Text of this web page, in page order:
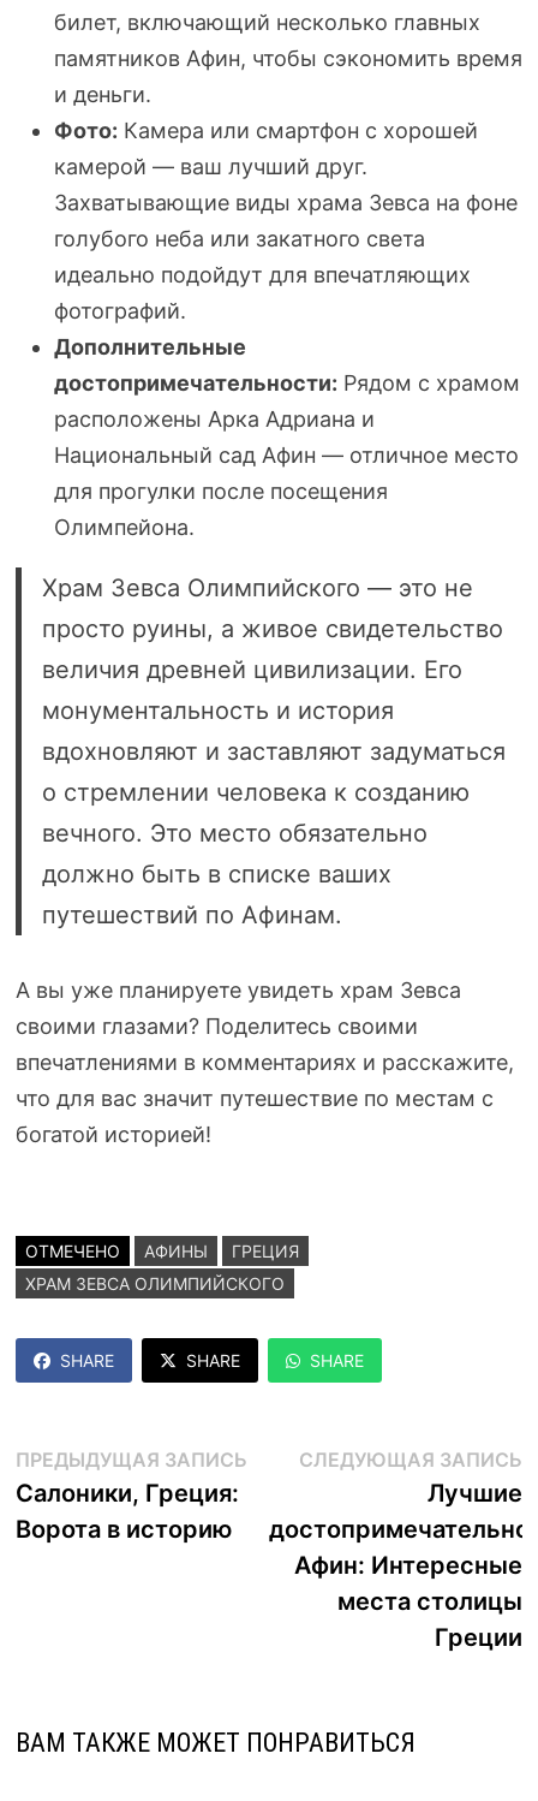
билет, включающий несколько главных
памятников Афин, чтобы сэкономить время
и деньги.
Фото: Камера или смартфон с хорошей
камерой — ваш лучший друг.
Захватывающие виды храма Зевса на фоне
голубого неба или закатного света
идеально подойдут для впечатляющих
фотографий.
Дополнительные
достопримечательности: Рядом с храмом
расположены Арка Адриана и
Национальный сад Афин — отличное место
для прогулки после посещения
Олимпейона.
Храм Зевса Олимпийского — это не
просто руины, а живое свидетельство
величия древней цивилизации. Его
монументальность и история
вдохновляют и заставляют задуматься
о стремлении человека к созданию
вечного. Это место обязательно
должно быть в списке ваших
путешествий по Афинам.
А вы уже планируете увидеть храм Зевса
своими глазами? Поделитесь своими
впечатлениями в комментариях и расскажите,
что для вас значит путешествие по местам с
богатой историей!
ОТМЕЧЕНО АФИНЫ
ГРЕЦИЯ
ХРАМ ЗЕВСА ОЛИМПИЙСКОГО
SHARE SHARE SHARE
Навигация
по
записям
ПРЕДЫДУЩАЯ ЗАПИСЬПредыдущая
Салоники, Греция:
Ворота в историю
СЛЕДУЮЩАЯ ЗАПИСЬ
Лучшие
Афин: Интересные
места столицы
Греции
ВАМ ТАКЖЕ МОЖЕТ ПОНРАВИТЬСЯ